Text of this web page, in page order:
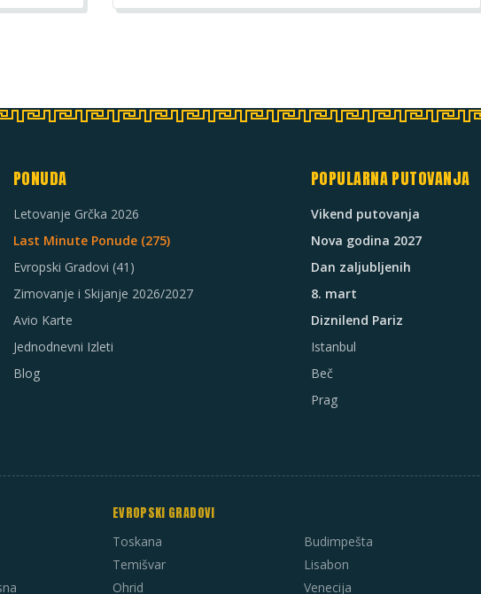
PONUDA
Letovanje Grčka 2026
Last Minute Ponude (275)
Evropski Gradovi (41)
Zimovanje i Skijanje 2026/2027
Avio Karte
Jednodnevni Izleti
Blog
POPULARNA PUTOVANJA
Vikend putovanja
Nova godina 2027
Dan zaljubljenih
8. mart
Diznilend Pariz
Istanbul
Beč
Prag
EVROPSKI GRADOVI
Toskana
Temišvar
Ohrid
Budimpešta
Lisabon
Venecija